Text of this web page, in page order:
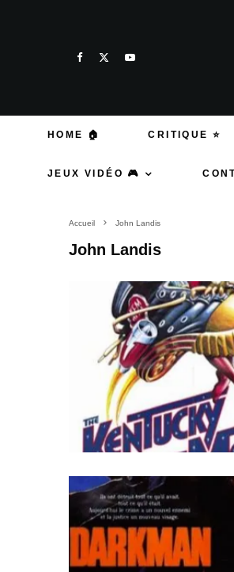
HOME 🏠 CRITIQUE ⭐
JEUX VIDÉO 🎮
Accueil John Landis
John Landis